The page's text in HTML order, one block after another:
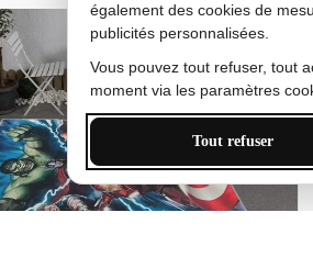
également des cookies de
publicités personnalisées.
Vous pouvez tout refuser, tout
moment via les paramètres
Tout refuser